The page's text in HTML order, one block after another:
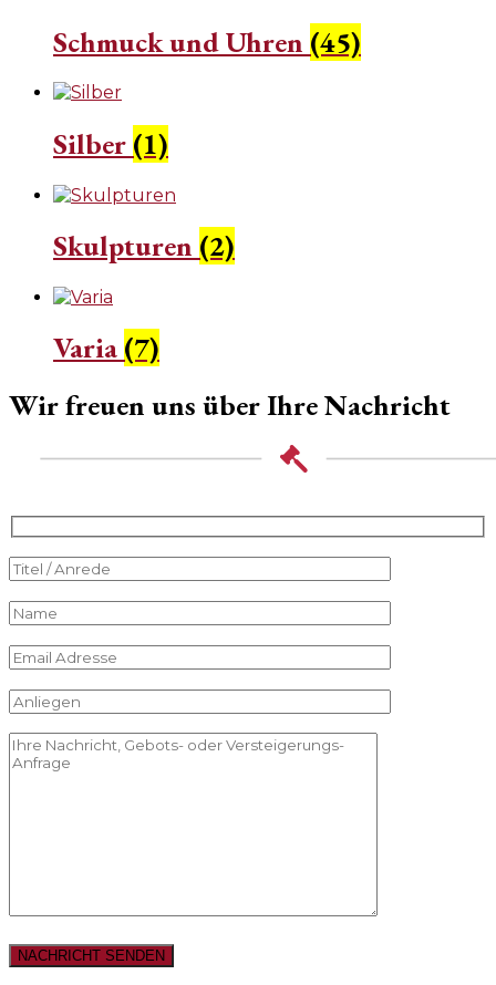
Schmuck und Uhren (45)
Silber (1)
Skulpturen (2)
Varia (7)
Wir freuen uns über Ihre Nachricht
NACHRICHT SENDEN